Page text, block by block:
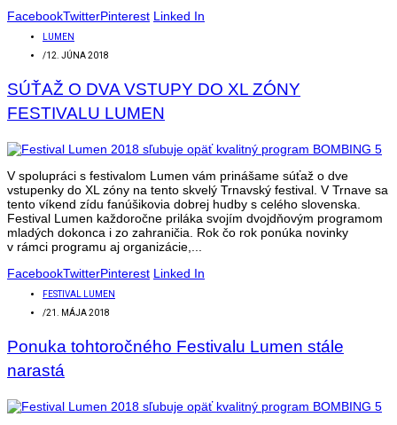
FacebookTwitterPinterest Linked In
LUMEN
/12. JÚNA 2018
SÚŤAŽ O DVA VSTUPY DO XL ZÓNY
FESTIVALU LUMEN
V spolupráci s festivalom Lumen vám prinášame súťaž o dve
vstupenky do XL zóny na tento skvelý Trnavský festival. V Trnave sa
tento víkend zídu fanúšikovia dobrej hudby s celého slovenska.
Festival Lumen každoročne priláka svojím dvojdňovým programom
mladých dokonca i zo zahraničia. Rok čo rok ponúka novinky
v rámci programu aj organizácie,...
FacebookTwitterPinterest Linked In
FESTIVAL LUMEN
/21. MÁJA 2018
Ponuka tohtoročného Festivalu Lumen stále
narastá